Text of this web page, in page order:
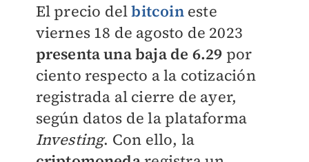
El precio delbitcoineste
viernes 18 de agosto de 2023
presenta una baja de 6.29 por
ciento respecto a la cotización
registrada al cierre de ayer,
según datos de la plataforma
Investing. Con ello, la